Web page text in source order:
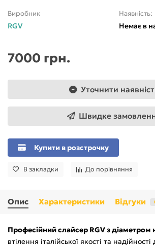
Виробник
RGV
Наявність:
Немає в
7000 грн.
Уточнити
Швидке
Купити в розстрочку
В закладки До порівняння
Опис Характеристики Відгуки
Професійний слайсер RGV з діаметром
втілення італійської якості та